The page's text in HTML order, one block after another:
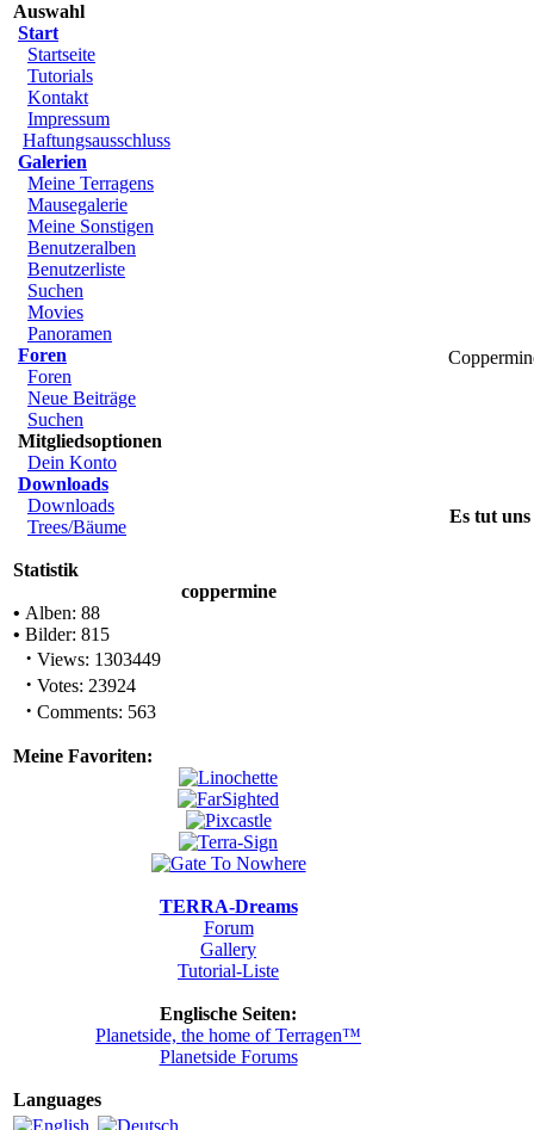
Auswahl
Start
Startseite
Tutorials
Kontakt
Impressum
Haftungsausschluss
Galerien
Meine Terragens
Mausegalerie
Meine Sonstigen
Benutzeralben
Benutzerliste
Suchen
Movies
Panoramen
Foren
Foren
Neue Beiträge
Suchen
Mitgliedsoptionen
Dein Konto
Downloads
Downloads
Trees/Bäume
Statistik
coppermine
• Alben: 88
• Bilder: 815
· Views: 1303449
· Votes: 23924
· Comments: 563
Meine Favoriten:
TERRA-Dreams
Forum
Gallery
Tutorial-Liste
Englische Seiten:
Planetside, the home of Terragen™
Planetside Forums
Languages
Es tut